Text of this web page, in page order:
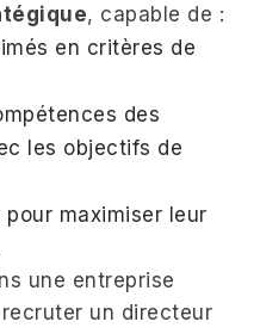
, capable de :
en critères de
des
les objectifs de
maximiser leur
une entreprise
un directeur